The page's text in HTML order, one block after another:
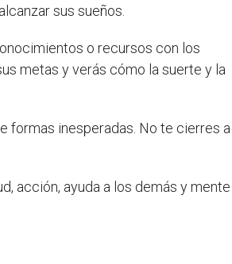
sus sueños.
o recursos con los
metas y verás cómo la suerte y la
formas inesperadas. No te cierres a
acción, ayuda a los demás y mente